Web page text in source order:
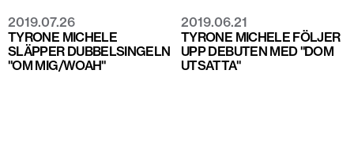
2019.07.26
TYRONE MICHELE
SLÄPPER DUBBELSINGELN
"OM MIG/WOAH"
2019.06.21
TYRONE MICHELE FÖLJER
UPP DEBUTEN MED "DOM
UTSATTA"